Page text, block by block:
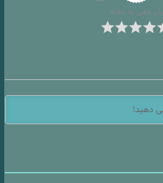
رأی دهی به مقاله